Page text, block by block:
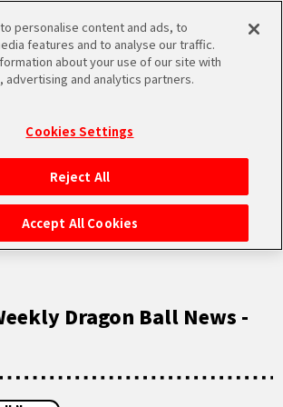
MEN
Dragon Ball News -
personalise content and ads, to
features and to analyse our traffic.
about your use of our site with
advertising and analytics partners.
Cookies Settings
Reject All
Accept All Cookies